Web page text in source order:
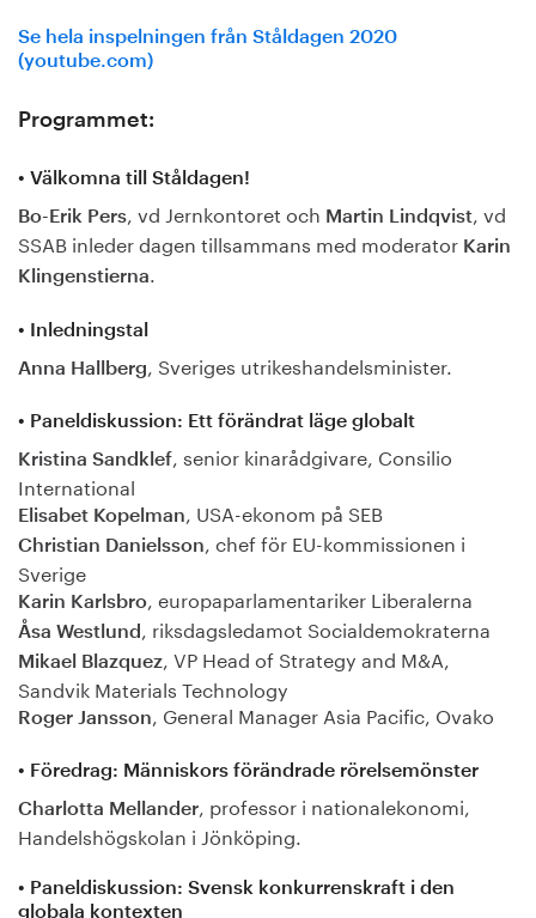
Se hela inspelningen från Ståldagen 2020
(youtube.com)
Programmet:
• Välkomna till Ståldagen!
Bo-Erik Pers, vd Jernkontoret och Martin Lindqvist, vd
SSAB inleder dagen tillsammans med moderator Karin
Klingenstierna.
• Inledningstal
Anna Hallberg
, Sveriges utrikeshandelsminister.
• Paneldiskussion: Ett förändrat läge globalt
Kristina Sandklef , senior kinarådgivare, Consilio
International
Elisabet Kopelman , USA-ekonom på SEB
Christian Danielsson
, chef för EU-kommissionen i
Sverige
Karin Karlsbro , europaparlamentariker Liberalerna
Åsa Westlund , riksdagsledamot Socialdemokraterna
Mikael Blazquez , VP Head of Strategy and M&A,
Sandvik Materials Technology
Roger Jansson , General Manager Asia Pacific, Ovako
• Föredrag: Människors förändrade rörelsemönster
Charlotta Mellander
, professor i nationalekonomi,
Handelshögskolan i Jönköping.
• Paneldiskussion: Svensk konkurrenskraft i den
globala kontexten